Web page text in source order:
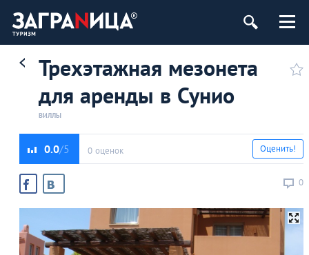
Трехэтажная мезонета
для аренды в Сунио
ВИЛЛЫ
0.0 0 оценок
0
Оценить!